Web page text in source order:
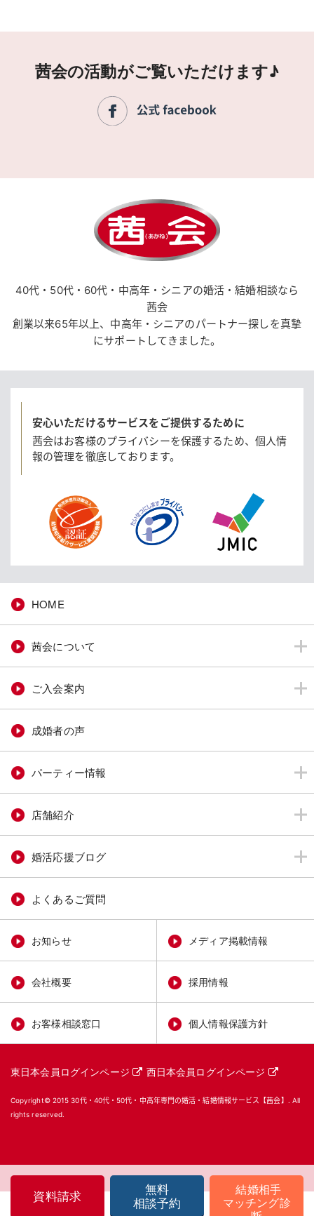
茜会の活動がご覧いただけます♪
40代・50代・60代・中高年・シニアの婚活・結婚相談なら
茜会
創業以来65年以上、中高年・シニアのパートナー探しを真摯
にサポートしてきました。
安心いただけるサービスをご提供するために
茜会はお客様のプライバシーを保護するため、 個人情
報の管理を徹底しております。
HOME
茜会について
ご入会案内
成婚者の声
パーティー情報
店舗紹介
婚活応援ブログ
よくあるご質問
お知らせ メディア掲載情報
会社概要 採用情報
お客様相談窓口 個人情報保護方針
東日本会員ログインページ 西日本会員ログインページ
Copyright© 201530代・40代・50代・中高年専門の婚活・結婚情報サービス【茜会】
. All
rights reserved.
資料請求
無料
相談予約
結婚相手
マッチング診